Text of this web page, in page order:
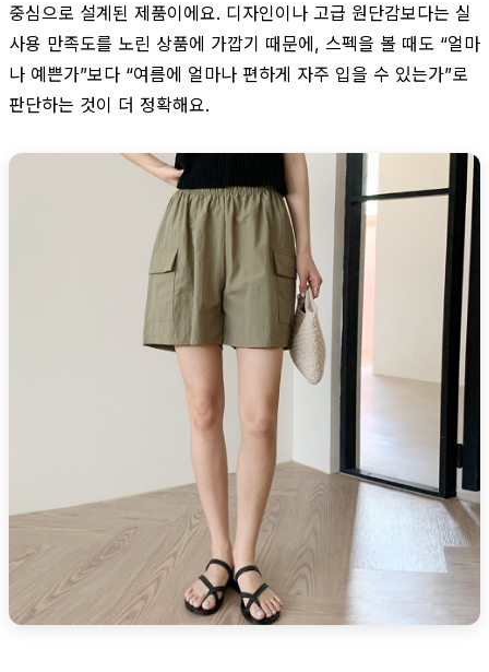
중심으로 설계된 제품이에요. 디자인이나 고급 원단감보다는 실
사용 만족도를 노린 상품에 가깝기 때문에, 스펙을 볼 때도 “얼마
나 예쁜가”보다 “여름에 얼마나 편하게 자주 입을 수 있는가”로
판단하는 것이 더 정확해요.